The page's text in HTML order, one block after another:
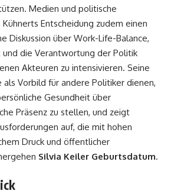
Medien und politische
Entscheidung zudem einen
Diskussion über Work-Life-Balance,
die Verantwortung der Politik
Akteuren zu intensivieren. Seine
als Vorbild für andere Politiker dienen,
Gesundheit über
Präsenz zu stellen, und zeigt
auf, die mit hohen
Druck und öffentlicher
Silvia Keiler Geburtsdatum.